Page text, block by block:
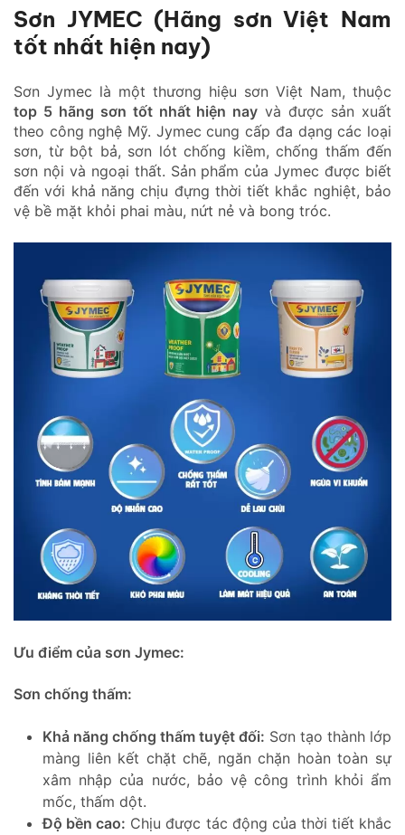
Sơn JYMEC (Hãng sơn Việt Nam
tốt nhất hiện nay)
Sơn Jymec là một thương hiệu sơn Việt Nam, thuộc
top 5 hãng sơn tốt nhất hiện nay và được sản xuất
theo công nghệ Mỹ. Jymec cung cấp đa dạng các loại
sơn, từ bột bả, sơn lót chống kiềm, chống thấm đến
sơn nội và ngoại thất. Sản phẩm của Jymec được biết
đến với khả năng chịu đựng thời tiết khắc nghiệt, bảo
vệ bề mặt khỏi phai màu, nứt nẻ và bong tróc.
Ưu điểm của sơn Jymec:
Sơn chống thấm:
Khả năng chống thấm tuyệt đối: Sơn tạo thành lớp
màng liên kết chặt chẽ, ngăn chặn hoàn toàn sự
xâm nhập của nước, bảo vệ công trình khỏi ẩm
mốc, thấm dột.
Độ bền cao: Chịu được tác động của thời tiết khắc